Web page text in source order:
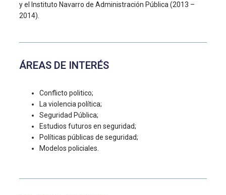
y el Instituto Navarro de Administración Pública (2013 –
2014).
ÁREAS DE INTERÉS
Conflicto politico;
La violencia política;
Seguridad Pública;
Estudios futuros en seguridad;
Políticas públicas de seguridad;
Modelos policiales.